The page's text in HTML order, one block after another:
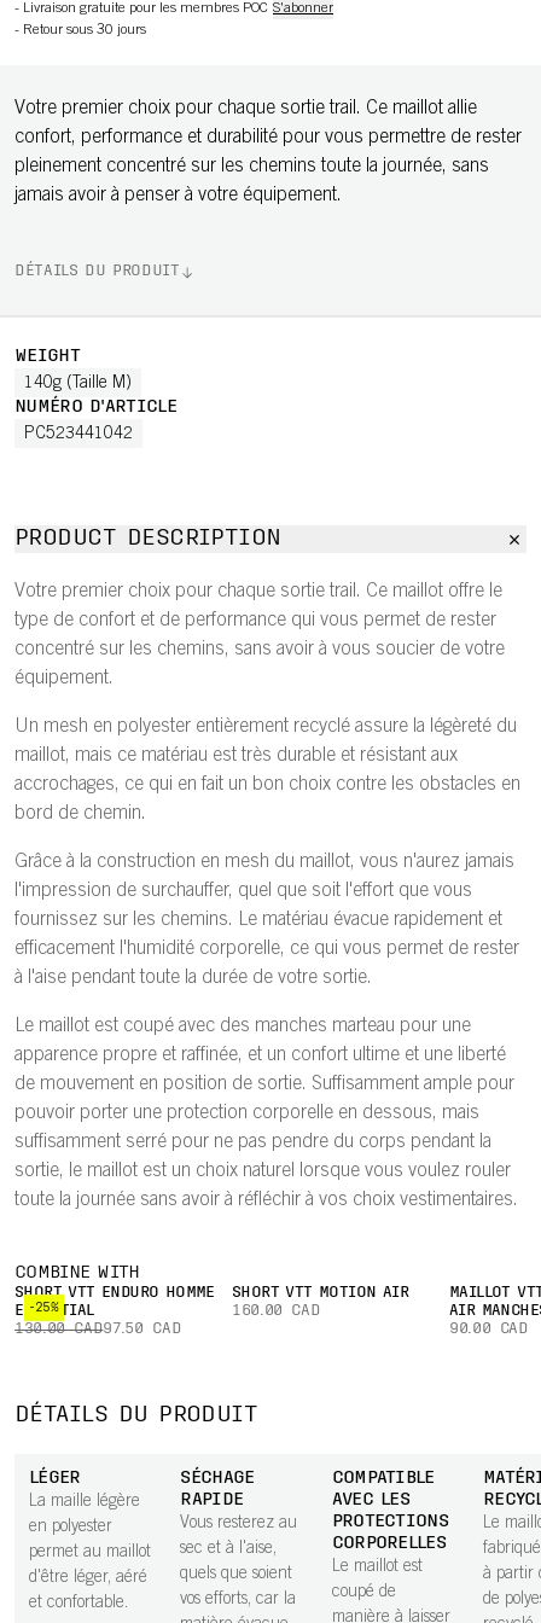
- Livraison gratuite pour les membres POC S'abonner
- Retour sous 30 jours
Votre premier choix pour chaque sortie trail. Ce maillot allie
confort, performance et durabilité pour vous permettre de rester
pleinement concentré sur les chemins toute la journée, sans
jamais avoir à penser à votre équipement.
DÉTAILS DU PRODUIT
WEIGHT
140g (Taille M)
NUMÉRO D'ARTICLE
PC523441042
PRODUCT DESCRIPTION
Votre premier choix pour chaque sortie trail. Ce maillot offre le
type de confort et de performance qui vous permet de rester
concentré sur les chemins, sans avoir à vous soucier de votre
équipement.
Un mesh en polyester entièrement recyclé assure la légèreté du
maillot, mais ce matériau est très durable et résistant aux
accrochages, ce qui en fait un bon choix contre les obstacles en
bord de chemin.
Grâce à la construction en mesh du maillot, vous n'aurez jamais
l'impression de surchauffer, quel que soit l'effort que vous
fournissez sur les chemins. Le matériau évacue rapidement et
efficacement l'humidité corporelle, ce qui vous permet de rester
à l'aise pendant toute la durée de votre sortie.
Le maillot est coupé avec des manches marteau pour une
apparence propre et raffinée, et un confort ultime et une liberté
de mouvement en position de sortie. Suffisamment ample pour
pouvoir porter une protection corporelle en dessous, mais
suffisamment serré pour ne pas pendre du corps pendant la
sortie, le maillot est un choix naturel lorsque vous voulez rouler
toute la journée sans avoir à réfléchir à vos choix vestimentaires.
COMBINE WITH
-25%
SHORT VTT ENDURO HOMME
ESSENTIAL
130.00 CAD97.50 CAD
SHORT VTT MOTION AIR
160.00 CAD
MAILLOT
AIR
90.00 CAD
DÉTAILS DU PRODUIT
LÉGER
La maille légère
en polyester
permet au maillot
d'être léger, aéré
et confortable.
SÉCHAGE
RAPIDE
Vous resterez au
sec et à l'aise,
quels que soient
vos efforts, car la
COMPATIBLE
AVEC LES
PROTECTIONS
CORPORELLES
Le maillot est
coupé de
manière à laisser
Le
à partir
de